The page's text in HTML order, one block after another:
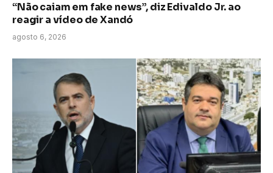
“Não caiam em fake news”, diz Edivaldo Jr. ao
reagir a vídeo de Xandó
agosto 6, 2026